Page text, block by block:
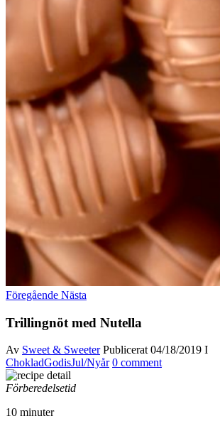
Föregående Nästa
Trillingnöt med Nutella
Av Sweet & Sweeter Publicerat 04/18/2019 I
ChokladGodisJul/Nyår 0 comment
Förberedelsetid
10 minuter